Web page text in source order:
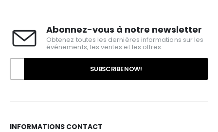
Abonnez-vous à notre newsletter
Obtenez toutes les dernières informations sur les
événements, les ventes et les offres.
INFORMATIONS CONTACT